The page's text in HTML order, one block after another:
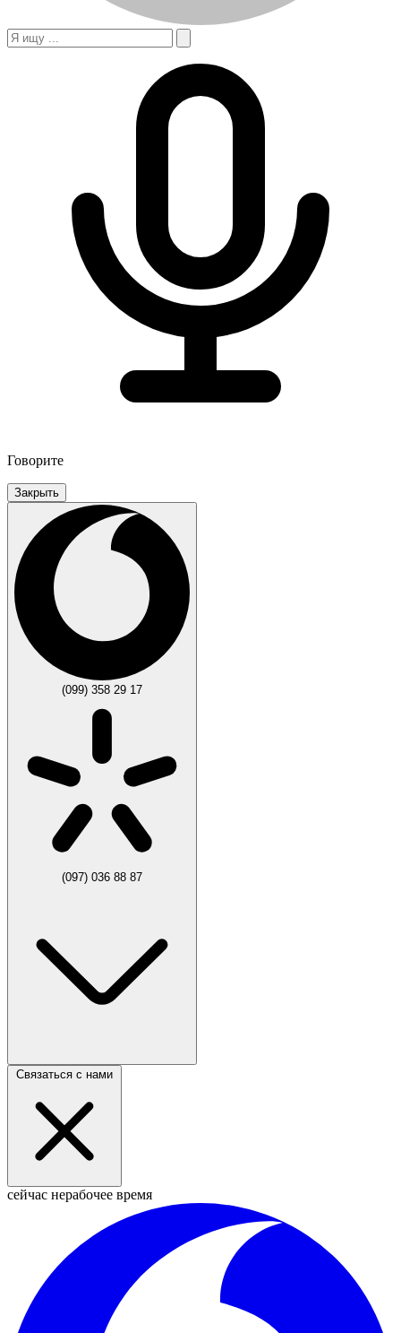
Говорите
Закрыть
(099) 358 29 17
(097) 036 88 87
Связаться с нами
сейчас нерабочее время